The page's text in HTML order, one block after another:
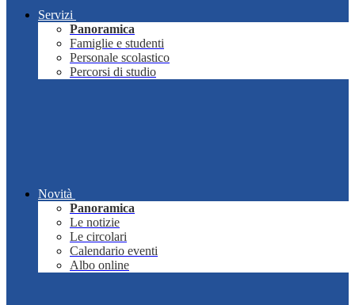
Servizi
Panoramica
Famiglie e studenti
Personale scolastico
Percorsi di studio
Novità
Panoramica
Le notizie
Le circolari
Calendario eventi
Albo online